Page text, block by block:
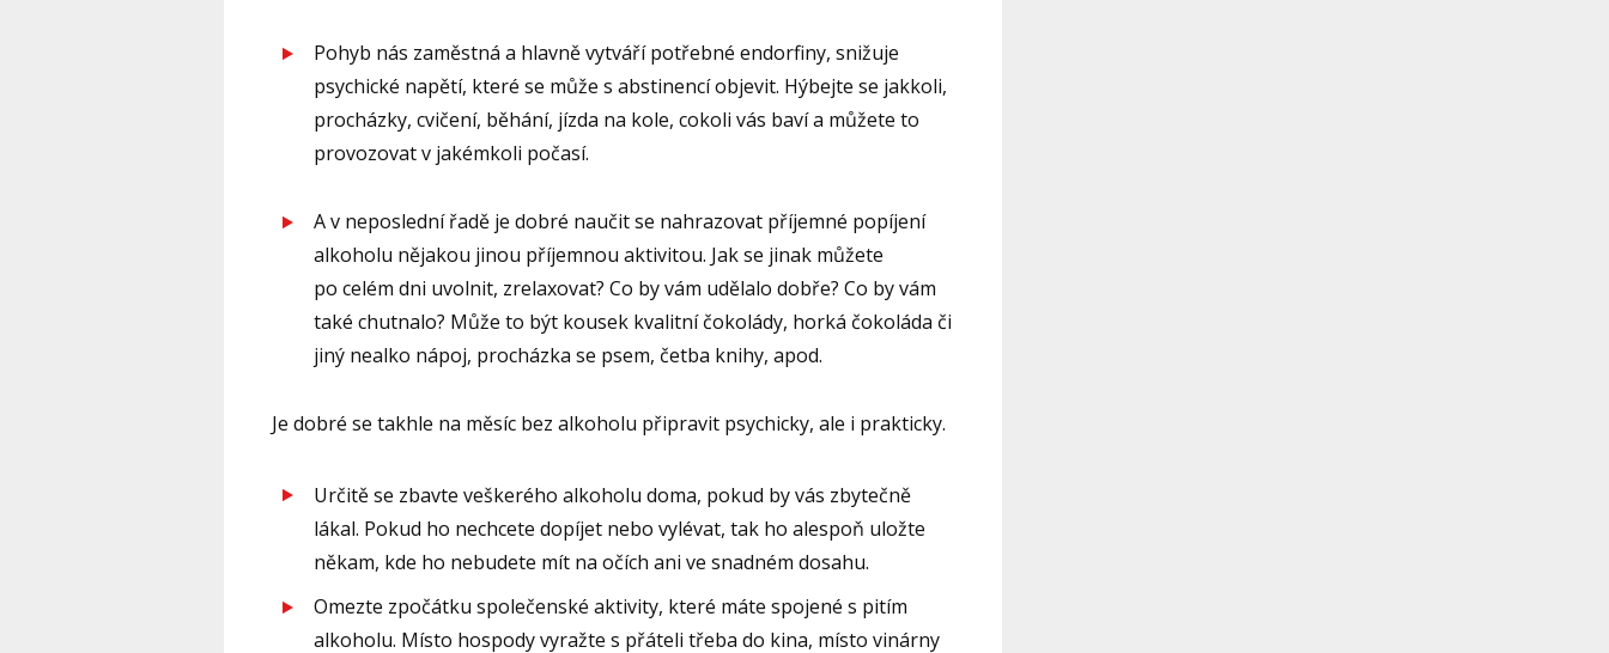
Pohyb nás zaměstná a hlavně vytváří potřebné endorfiny, snižuje
psychické napětí, které se může s abstinencí objevit. Hýbejte se jakkoli,
procházky, cvičení, běhání, jízda na kole, cokoli vás baví a můžete to
provozovat v jakémkoli počasí.
A v neposlední řadě je dobré naučit se nahrazovat příjemné popíjení
alkoholu nějakou jinou příjemnou aktivitou. Jak se jinak můžete
po celém dni uvolnit, zrelaxovat? Co by vám udělalo dobře? Co by vám
také chutnalo? Může to být kousek kvalitní čokolády, horká čokoláda či
jiný nealko nápoj, procházka se psem, četba knihy, apod.
Je dobré se takhle na měsíc bez alkoholu připravit psychicky, ale i prakticky.
Určitě se zbavte veškerého alkoholu doma, pokud by vás zbytečně
lákal. Pokud ho nechcete dopíjet nebo vylévat, tak ho alespoň uložte
někam, kde ho nebudete mít na očích ani ve snadném dosahu.
Omezte zpočátku společenské aktivity, které máte spojené s pitím
alkoholu. Místo hospody vyražte s přáteli třeba do kina, místo vinárny